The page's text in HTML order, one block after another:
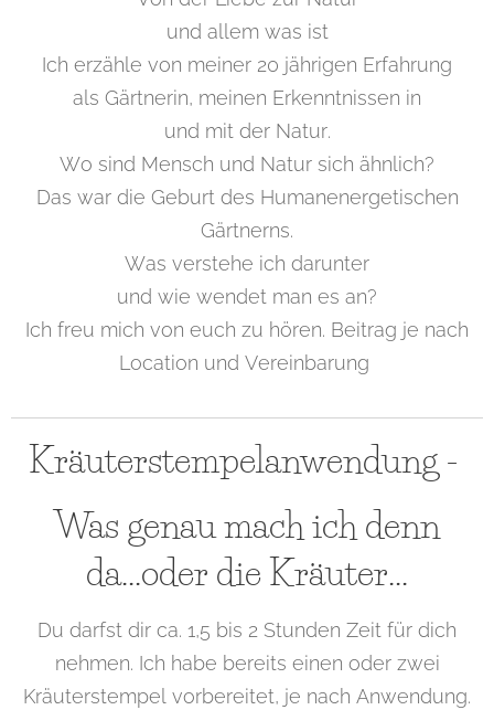
und allem was ist
Ich erzähle von meiner 20 jährigen Erfahrung
als Gärtnerin, meinen Erkenntnissen in
und mit der Natur.
Wo sind Mensch und Natur sich ähnlich?
Das war die Geburt​ des Humanenergetischen
Gärtnerns.
Was verstehe ich darunter
und wie wendet man es an?
Ich freu mich von euch zu hören. Beitrag je nach
Location und Vereinbarung
Kräuterstempelanwendung -
Was genau mach ich denn
da...oder die Kräuter...
Du darfst dir ca. 1,5 bis 2 Stunden Zeit für dich
nehmen. Ich habe bereits einen oder zwei
Kräuterstempel vorbereitet, je nach Anwendung.